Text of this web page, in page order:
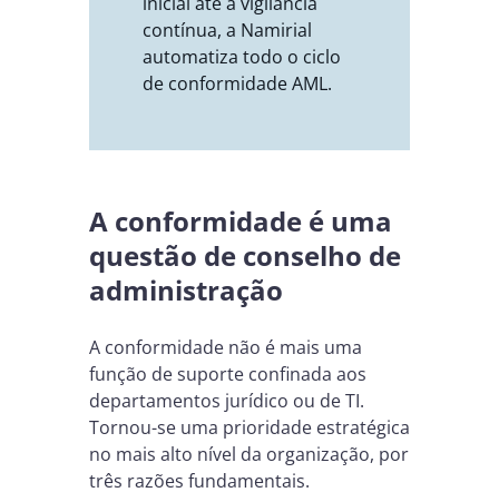
contínua, a Namirial
automatiza todo o ciclo
de conformidade AML.
A conformidade é uma
questão de conselho de
administração
A conformidade não é mais uma
função de suporte confinada aos
departamentos jurídico ou de TI.
Tornou-se uma prioridade estratégica
no mais alto nível da organização, por
três razões fundamentais.